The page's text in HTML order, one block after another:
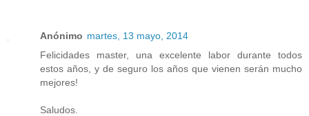
Anónimo martes, 13 mayo, 2014
Felicidades master, una excelente labor durante todos
estos años, y de seguro los años que vienen serán mucho
mejores!
Saludos.